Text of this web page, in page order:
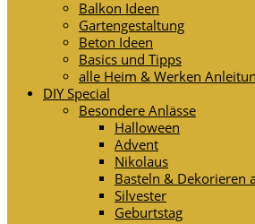
Balkon Ideen
Gartengestaltung
Beton Ideen
Basics und Tipps
alle Heim & Werken
DIY Special
Besondere Anlässe
Halloween
Advent
Nikolaus
Basteln & Dekorieren
Silvester
Geburtstag